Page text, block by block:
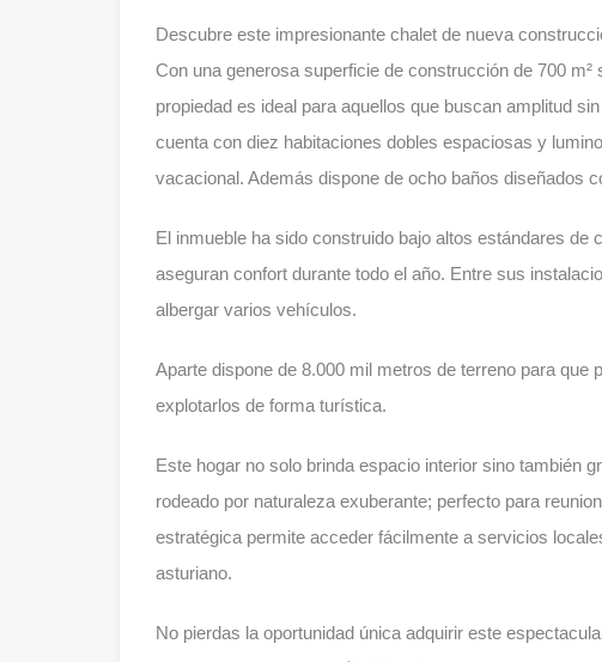
Descubre este impresionante chalet de nueva
Con una generosa superficie de construcción de 700
propiedad es ideal para aquellos que buscan amplitud
cuenta con diez habitaciones dobles espaciosas y
vacacional. Además dispone de ocho baños diseñados
El inmueble ha sido construido bajo altos estándares
aseguran confort durante todo el año. Entre sus
albergar varios vehículos.
Aparte dispone de 8.000 mil metros de terreno para
explotarlos de forma turística.
Este hogar no solo brinda espacio interior sino también
rodeado por naturaleza exuberante; perfecto para
estratégica permite acceder fácilmente a servicios
asturiano.
No pierdas la oportunidad única adquirir este